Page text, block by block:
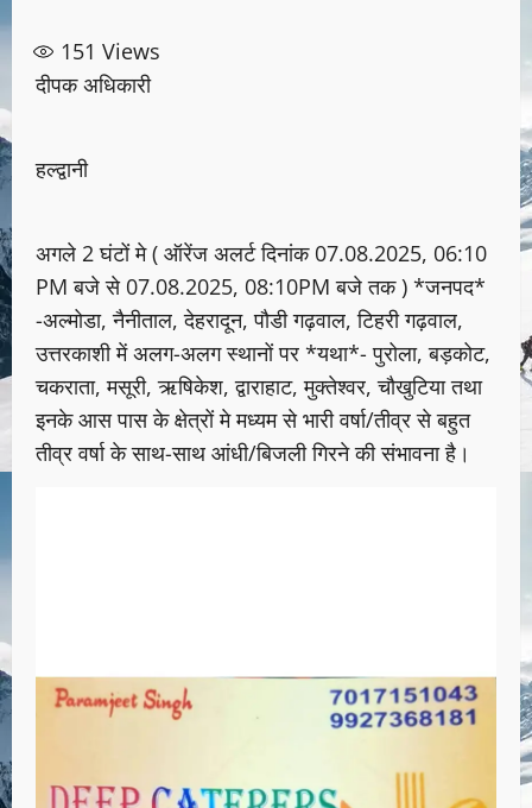
151 Views
दीपक अधिकारी
हल्द्वानी
अगले 2 घंटों मे ( ऑरेंज अलर्ट दिनांक 07.08.2025, 06:10
PM बजे से 07.08.2025, 08:10PM बजे तक ) *जनपद*
-अल्मोडा, नैनीताल, देहरादून, पौडी गढ़वाल, टिहरी गढ़वाल,
उत्तरकाशी में अलग-अलग स्थानों पर *यथा*- पुरोला, बड़कोट,
चकराता, मसूरी, ऋषिकेश, द्वाराहाट, मुक्तेश्वर, चौखुटिया तथा
इनके आस पास के क्षेत्रों मे मध्यम से भारी वर्षा/तीव्र से बहुत
तीव्र वर्षा के साथ-साथ आंधी/बिजली गिरने की संभावना है।